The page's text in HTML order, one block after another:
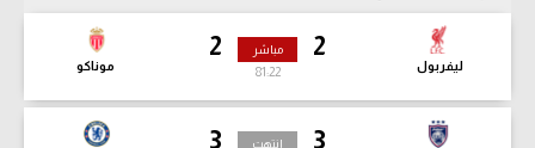
2
ليفربول
2
موناكو
مباشر
81:24
3
3 انتهت